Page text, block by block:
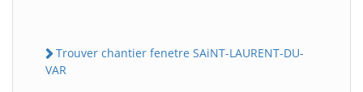
Trouver chantier fenetre SAiNT-LAURENT-DU-
VAR